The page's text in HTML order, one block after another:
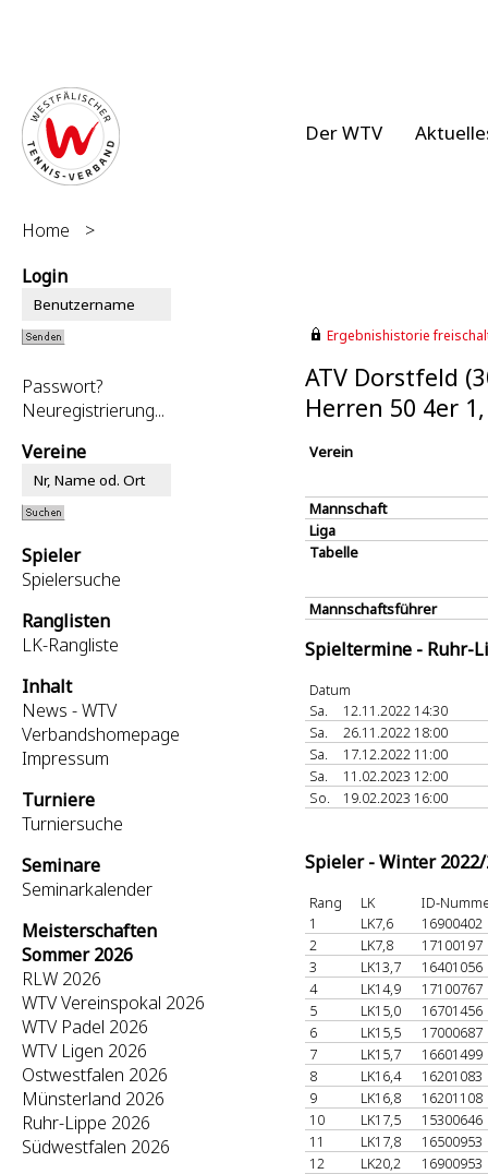
Der WTV
Home
>
Login
Passwort?
Neuregistrierung...
Vereine
Spieler
Spielersuche
Ranglisten
LK-Rangliste
Inhalt
News - WTV
Verbandshomepage
Impressum
Turniere
Turniersuche
Seminare
Seminarkalender
Meisterschaften
Sommer 2026
RLW 2026
WTV Vereinspokal 2026
WTV Padel 2026
WTV Ligen 2026
Ostwestfalen 2026
Münsterland 2026
Ruhr-Lippe 2026
Südwestfalen 2026
Ergebnishistorie
ATV Dorstfeld
Herren 50 4er
Verein
Mannschaft
Liga
Tabelle
Mannschaftsführer
Spieltermine - Ruhr-
Datum
Sa.
12.11.2022 14:30
Sa.
26.11.2022 18:00
Sa.
17.12.2022 11:00
Sa.
11.02.2023 12:00
So.
19.02.2023 16:00
Spieler - Winter
Rang LK
ID-
1
LK7,6
16900402
2
LK7,8
17100197
3
LK13,7
16401056
4
LK14,9
17100767
5
LK15,0
16701456
6
LK15,5
17000687
7
LK15,7
16601499
8
LK16,4
16201083
9
LK16,8
16201108
10
LK17,5
15300646
11
LK17,8
16500953
12
LK20,2
16900953